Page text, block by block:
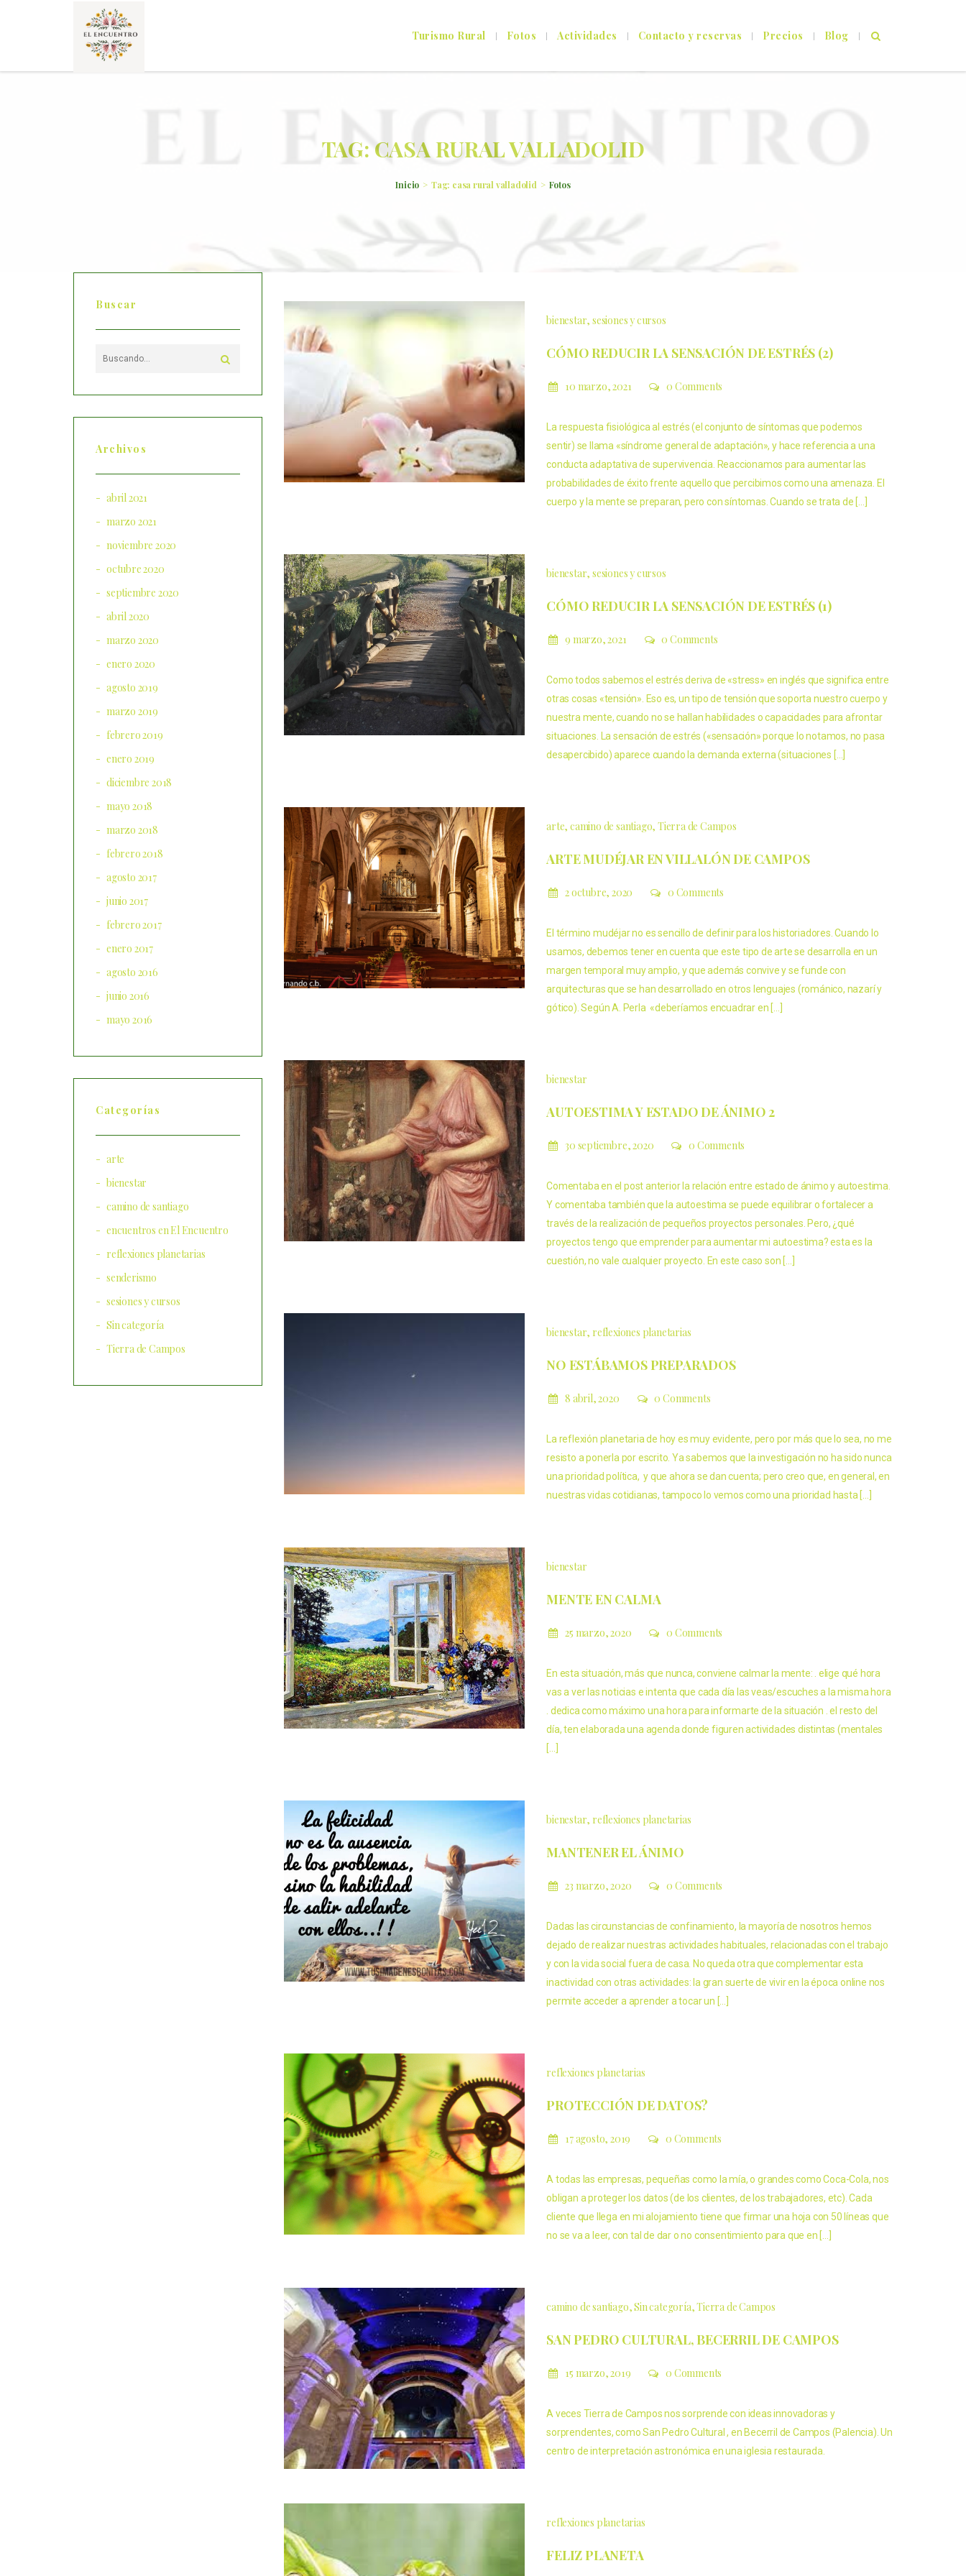
Turismo Rural Fotos Actividades Contacto y reservas Precios Blog
TAG: CASA RURAL VALLADOLID
Inicio Tag: casa rural valladolid Fotos
bienestar sesiones y cursos
CÓMO REDUCIR LA SENSACIÓN DE ESTRÉS (2)
10 marzo, 2021 0 Comments
La respuesta fisiológica al estrés (el conjunto de síntomas que podemos
sentir) se llama «síndrome general de adaptación», y hace referencia a una
conducta adaptativa de supervivencia. Reaccionamos para aumentar las
probabilidades de éxito frente aquello que percibimos como una amenaza. El
cuerpo y la mente se preparan, pero con síntomas. Cuando se trata de […]
bienestar sesiones y cursos
CÓMO REDUCIR LA SENSACIÓN DE ESTRÉS (1)
9 marzo, 2021 0 Comments
Como todos sabemos el estrés deriva de «stress» en inglés que significa entre
otras cosas «tensión». Eso es, un tipo de tensión que soporta nuestro cuerpo y
nuestra mente, cuando no se hallan habilidades o capacidades para afrontar
situaciones. La sensación de estrés («sensación» porque lo notamos, no pasa
desapercibido) aparece cuando la demanda externa (situaciones […]
arte camino de santiago Tierra de Campos
ARTE MUDÉJAR EN VILLALÓN DE CAMPOS
2 octubre, 2020 0 Comments
El término mudéjar no es sencillo de definir para los historiadores. Cuando lo
usamos, debemos tener en cuenta que este tipo de arte se desarrolla en un
margen temporal muy amplio, y que además convive y se funde con
arquitecturas que se han desarrollado en otros lenguajes (románico, nazarí y
gótico). Según A. Perla «deberíamos encuadrar en […]
bienestar
AUTOESTIMA Y ESTADO DE ÁNIMO 2
30 septiembre, 2020 0 Comments
Comentaba en el post anterior la relación entre estado de ánimo y autoestima.
Y comentaba también que la autoestima se puede equilibrar o fortalecer a
través de la realización de pequeños proyectos personales. Pero, ¿qué
proyectos tengo que emprender para aumentar mi autoestima? esta es la
cuestión, no vale cualquier proyecto. En este caso son […]
bienestar reflexiones planetarias
NO ESTÁBAMOS PREPARADOS
8 abril, 2020 0 Comments
La reflexión planetaria de hoy es muy evidente, pero por más que lo sea, no me
resisto a ponerla por escrito. Ya sabemos que la investigación no ha sido nunca
una prioridad política, y que ahora se dan cuenta; pero creo que, en general, en
nuestras vidas cotidianas, tampoco lo vemos como una prioridad hasta […]
bienestar
MENTE EN CALMA
25 marzo, 2020 0 Comments
En esta situación, más que nunca, conviene calmar la mente: . elige qué hora
vas a ver las noticias e intenta que cada día las veas/escuches a la misma hora
. dedica como máximo una hora para informarte de la situación . el resto del
día, ten elaborada una agenda donde figuren actividades distintas (mentales
[…]
bienestar reflexiones planetarias
MANTENER EL ÁNIMO
23 marzo, 2020 0 Comments
Dadas las circunstancias de confinamiento, la mayoría de nosotros hemos
dejado de realizar nuestras actividades habituales, relacionadas con el trabajo
y con la vida social fuera de casa. No queda otra que complementar esta
inactividad con otras actividades: la gran suerte de vivir en la época online nos
permite acceder a aprender a tocar un […]
reflexiones planetarias
PROTECCIÓN DE DATOS?
17 agosto, 2019 0 Comments
A todas las empresas, pequeñas como la mía, o grandes como Coca-Cola, nos
obligan a proteger los datos (de los clientes, de los trabajadores, etc). Cada
cliente que llega en mi alojamiento tiene que firmar una hoja con 50 líneas que
no se va a leer, con tal de dar o no consentimiento para que en […]
camino de santiago Sin categoría Tierra de Campos
SAN PEDRO CULTURAL, BECERRIL DE CAMPOS
15 marzo, 2019 0 Comments
A veces Tierra de Campos nos sorprende con ideas innovadoras y
sorprendentes, como San Pedro Cultural , en Becerril de Campos (Palencia). Un
centro de interpretación astronómica en una iglesia restaurada.
reflexiones planetarias
FELIZ PLANETA
Buscar
Archivos
abril 2021
marzo 2021
noviembre 2020
octubre 2020
septiembre 2020
abril 2020
marzo 2020
enero 2020
agosto 2019
marzo 2019
febrero 2019
enero 2019
diciembre 2018
mayo 2018
marzo 2018
febrero 2018
agosto 2017
junio 2017
febrero 2017
enero 2017
agosto 2016
junio 2016
mayo 2016
Categorías
arte
bienestar
camino de santiago
encuentros en El Encuentro
reflexiones planetarias
senderismo
sesiones y cursos
Sin categoría
Tierra de Campos